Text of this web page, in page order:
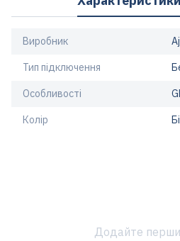
Виробник
Тип підключення
Особливості
Колір
Додайте